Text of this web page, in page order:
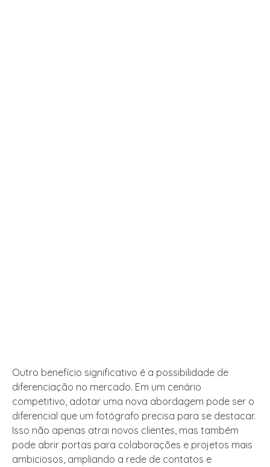
Outro benefício significativo é a possibilidade de
diferenciação no mercado. Em um cenário
competitivo, adotar uma nova abordagem pode ser o
diferencial que um fotógrafo precisa para se destacar.
Isso não apenas atrai novos clientes, mas também
pode abrir portas para colaborações e projetos mais
ambiciosos, ampliando a rede de contatos e